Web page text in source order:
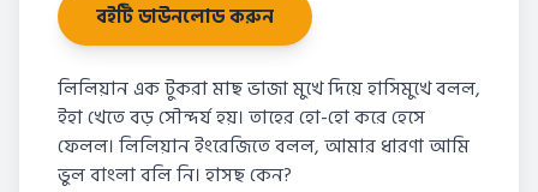
বইটি ডাউনলোড করুন
লিলিয়ান এক টুকরা মাছ ভাজা মুখে দিয়ে হাসিমুখে বলল,
ইহা খেতে বড় সৌন্দর্য হয়। তাহের হো-হো করে হেসে
ফেলল। লিলিয়ান ইংরেজিতে বলল, আমার ধারণা আমি
ভুল বাংলা বলি নি। হাসছ কেন?